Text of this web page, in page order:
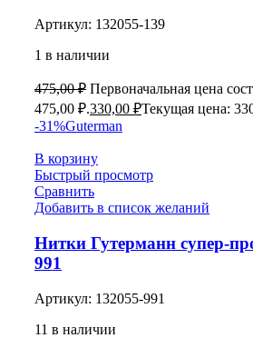
Артикул: 132055-139
1 в наличии
475,00₽ Первоначальная цена
475,00 ₽.330,00 ₽Текущая цена:
-31%Guterman
В корзину
Быстрый просмотр
Сравнить
Добавить в список желаний
Нитки Гутерманн супер-
991
Артикул: 132055-991
11 в наличии